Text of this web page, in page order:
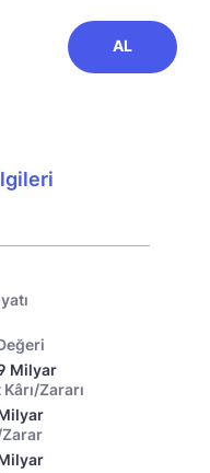
AL
Milyar
Zararı
Zarar